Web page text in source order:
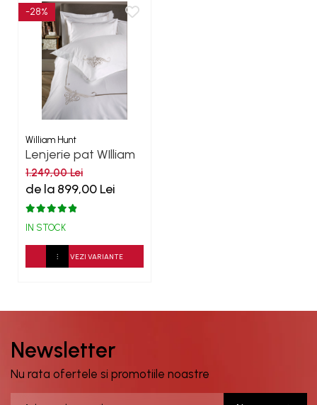
-28%
William Hunt
Lenjerie pat WIlliam
Hunt Motif Corner
600TC
1.249,00 Lei
de la 899,00 Lei
IN STOCK
VEZI VARIANTE
Newsletter
Nu rata ofertele si promotiile noastre